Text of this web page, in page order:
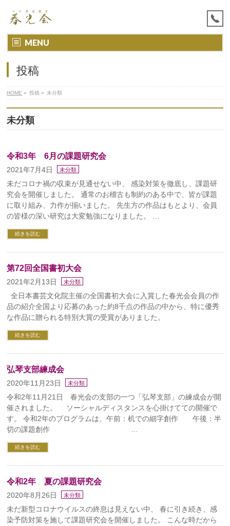
MENU
投稿
HOME » 投稿 » 未分類
未分類
令和3年 6月の課題研究会
2021年7月4日 未分類
未だコロナ禍の収束が見通せない中、 感染対策を徹底し、課題研
究会を開催しました。 通常のお稽古も制約のある中で、皆が課題
に取り組み、力作が揃いました。 先生方の作品はもとより、会員
の皆様の深い研究は大変勉強になりました。 …
続きを読む
第72回全国書初大会
2021年2月13日 未分類
全日本書芸文化院主催の全国書初大会に入賞した春光会会員の作
品の紹介全国より応募のあった約8千点の作品の中から、特に優秀
な作品に贈られる特別大賞の受賞がありました。
続きを読む
弘琴支部練成会
2020年11月23日 未分類
令和2年11月21日 春光会の支部の一つ「弘琴支部」の練成会が開
催されました。 ソーシャルディスタンスを心掛けてての開催で
す。 令和2年のプログラムは、午前：机での細字創作 午後：半
切の課題創作 …
続きを読む
令和2年 夏の課題研究会
2020年8月26日 未分類
未だ新型コロナウイルスの終息は見えない中、 春に引き続き、感
染予防対策を施して課題研究会を開催しました。 こんな時だから